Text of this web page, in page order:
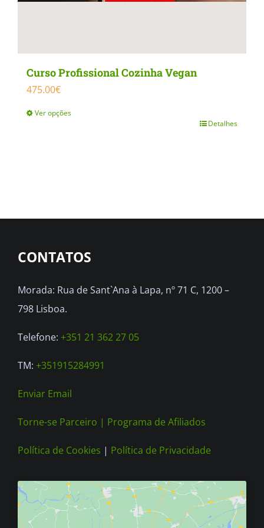
Curso Profissional Cozinha Vegan
475.00€
Ver opções
The
may
chosen
on
the
page
Detalhes
CONTATOS
Morada: Rua de Sant`Ana à Lapa, nº 71 C, 1200 –
798 Lisboa.
Telefone: +351 21 362 27 05
TM: +351915284991
Enviar Email
Torne-se Parceiro | Programa de Afiliados
Política de Cookies | Política de Privacidade